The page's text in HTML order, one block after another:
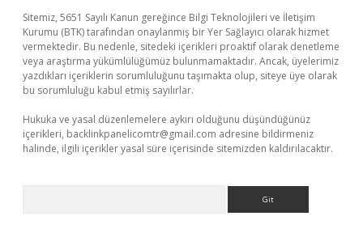
Sitemiz, 5651 Sayılı Kanun gereğince Bilgi Teknolojileri ve İletişim
Kurumu (BTK) tarafından onaylanmış bir Yer Sağlayıcı olarak hizmet
vermektedir. Bu nedenle, sitedeki içerikleri proaktif olarak denetleme
veya araştırma yükümlülüğümüz bulunmamaktadır. Ancak, üyelerimiz
yazdıkları içeriklerin sorumluluğunu taşımakta olup, siteye üye olarak
bu sorumluluğu kabul etmiş sayılırlar.
Hukuka ve yasal düzenlemelere aykırı olduğunu düşündüğünüz
içerikleri, backlinkpanelicomtr@gmail.com adresine bildirmeniz
halinde, ilgili içerikler yasal süre içerisinde sitemizden kaldırılacaktır.